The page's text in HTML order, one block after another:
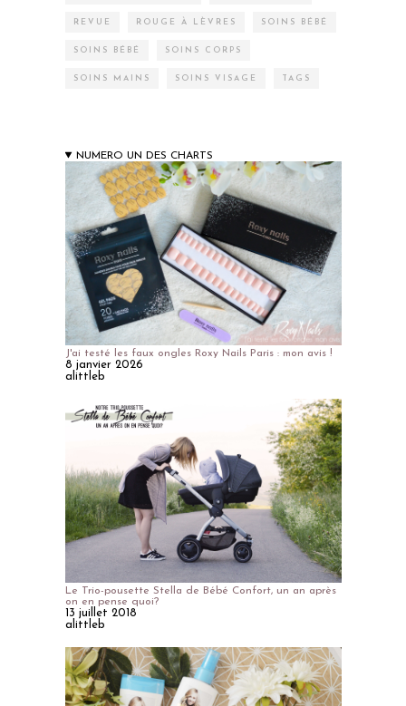
REVUE ROUGE À LÈVRES SOINS BÉBÉ
SOINS BÉBÉ SOINS CORPS
SOINS MAINS SOINS VISAGE TAGS
NUMERO UN DES CHARTS
J'ai testé les faux ongles Roxy Nails Paris : mon avis !
8 janvier 2026
alittleb
Le Trio-pousette Stella de Bébé Confort, un an après
on en pense quoi?
13 juillet 2018
alittleb